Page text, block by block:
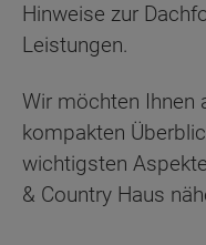
Hinweise zur
Leistungen.
Wir möchten Ihnen
kompakten
wichtigsten
& Country Haus